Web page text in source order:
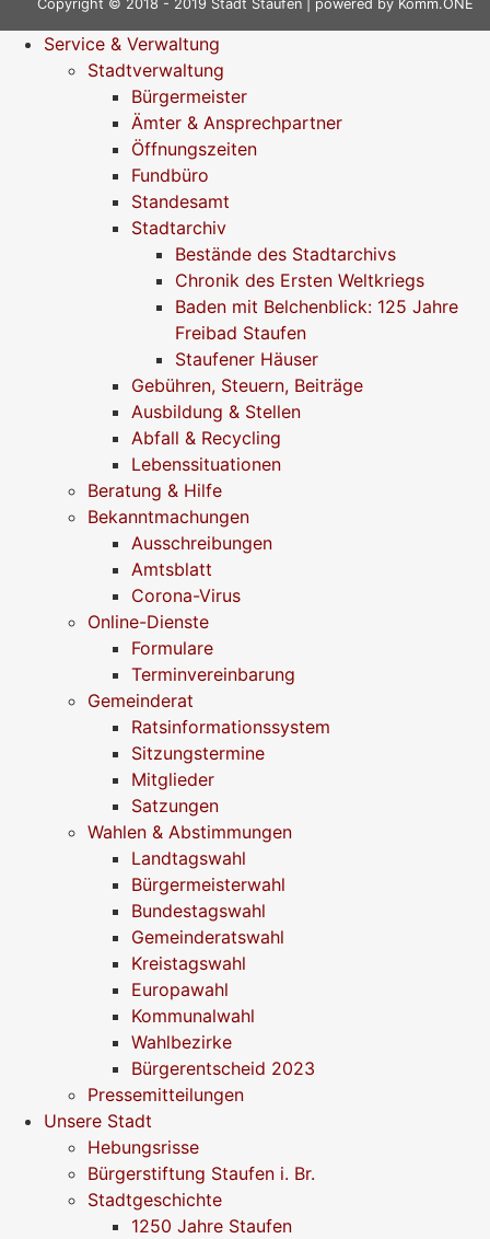
Copyright © 2018 - 2019 Stadt Staufen | powered by Komm.ONE
Service & Verwaltung
Stadtverwaltung
Bürgermeister
Ämter & Ansprechpartner
Öffnungszeiten
Fundbüro
Standesamt
Stadtarchiv
Bestände des Stadtarchivs
Chronik des Ersten Weltkriegs
Baden mit Belchenblick: 125 Jahre
Freibad Staufen
Staufener Häuser
Gebühren, Steuern, Beiträge
Ausbildung & Stellen
Abfall & Recycling
Lebenssituationen
Beratung & Hilfe
Bekanntmachungen
Ausschreibungen
Amtsblatt
Corona-Virus
Online-Dienste
Formulare
Terminvereinbarung
Gemeinderat
Ratsinformationssystem
Sitzungstermine
Mitglieder
Satzungen
Wahlen & Abstimmungen
Landtagswahl
Bürgermeisterwahl
Bundestagswahl
Gemeinderatswahl
Kreistagswahl
Europawahl
Kommunalwahl
Wahlbezirke
Bürgerentscheid 2023
Pressemitteilungen
Unsere Stadt
Hebungsrisse
Bürgerstiftung Staufen i. Br.
Stadtgeschichte
1250 Jahre Staufen